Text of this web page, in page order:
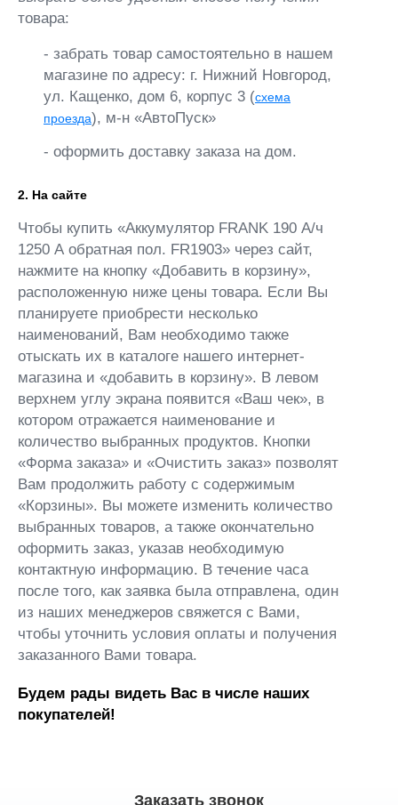
товара:
- забрать товар самостоятельно в нашем
магазине по адресу: г. Нижний Новгород,
ул. Кащенко, дом 6, корпус 3 (схема
проезда), м-н «АвтоПуск»
- оформить доставку заказа на дом.
2. На сайте
Чтобы купить «Аккумулятор FRANK 190 А/ч
1250 А обратная пол. FR1903» через сайт,
нажмите на кнопку «Добавить в корзину»,
расположенную ниже цены товара. Если Вы
планируете приобрести несколько
наименований, Вам необходимо также
отыскать их в каталоге нашего интернет-
магазина и «добавить в корзину». В левом
верхнем углу экрана появится «Ваш чек», в
котором отражается наименование и
количество выбранных продуктов. Кнопки
«Форма заказа» и «Очистить заказ» позволят
Вам продолжить работу с содержимым
«Корзины». Вы можете изменить количество
выбранных товаров, а также окончательно
оформить заказ, указав необходимую
контактную информацию. В течение часа
после того, как заявка была отправлена, один
из наших менеджеров свяжется с Вами,
чтобы уточнить условия оплаты и получения
заказанного Вами товара.
Будем рады видеть Вас в числе наших
покупателей!
Заказать звонок